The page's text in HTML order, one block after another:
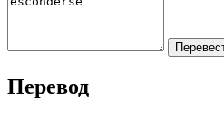
Перевод